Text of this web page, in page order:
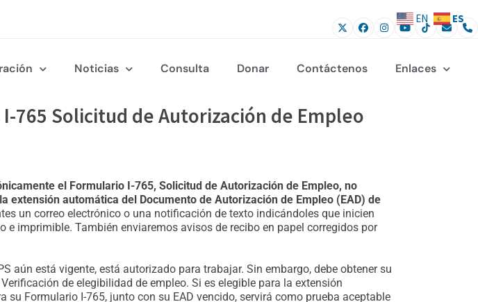
Noticias Consulta Donar Contáctenos Enlaces
765 Solicitud de Autorización de Empleo
el Formulario I-765, Solicitud de Autorización de Empleo, no
automática del Documento de Autorización de Empleo (EAD) de
un correo electrónico o una notificación de texto indicándoles que inicien
e imprimible. También enviaremos avisos de recibo en papel corregidos por
aún está vigente, está autorizado para trabajar. Sin embargo, debe obtener su
de elegibilidad de empleo. Si es elegible para la extensión
Formulario I-765, junto con su EAD vencido, servirá como prueba aceptable
EN ES